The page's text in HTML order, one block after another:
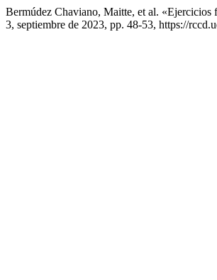
Bermúdez Chaviano, Maitte, et al.
3, septiembre de 2023, pp. 48-53, https://